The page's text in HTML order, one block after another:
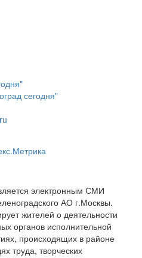
сегодня"
электронным СМИ
АО г.Москвы.
жителей о деятельности
органов исполнительной
происходящих в районе
труда, творческих